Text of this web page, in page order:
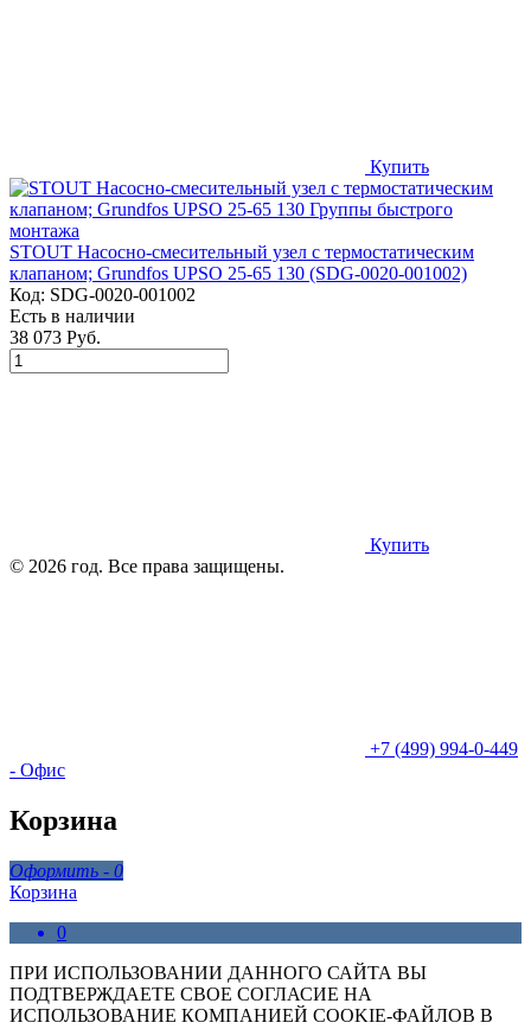
Купить
STOUT Насосно-смесительный узел с термостатическим
клапаном; Grundfos UPSO 25-65 130 (SDG-0020-001002)
Код: SDG-0020-001002
Есть в наличии
38 073 Руб.
Купить
© 2026 год. Все права защищены.
+7 (499) 994-0-449
- Офис
Корзина
Оформить - 0
Корзина
0
ПРИ ИСПОЛЬЗОВАНИИ ДАННОГО САЙТА ВЫ
ПОДТВЕРЖДАЕТЕ СВОЕ СОГЛАСИЕ НА
ИСПОЛЬЗОВАНИЕ КОМПАНИЕЙ COOKIE-ФАЙЛОВ В